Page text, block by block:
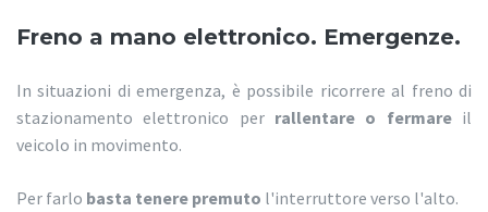
Freno a mano elettronico. Emergenze.
In situazioni di emergenza, è possibile ricorrere al freno di
stazionamento elettronico per rallentare o fermareil
veicolo in movimento.
Per farlo basta tenere premuto l'interruttore verso l'alto.